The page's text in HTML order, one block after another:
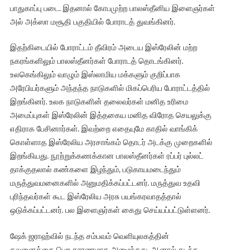
பாதுகாப்பு படை. இதனால் கோபமுற்ற பாலஸ்தீனிய இளைஞர்கள்
அல் அக்ஸா மசூதி பகுதியில் போராடத் துவங்கினர்.
இதற்கிடையில் போராட்டம் தீவிரம் அடைய இஸ்ரேலின் மற்ற
நகரங்களிலும் பாலஸ்தீனர்கள் போராடத் தொடங்கினர்.
உலகெங்கிலும் வாழும் இஸ்லாமிய மக்களும் குறிப்பாக
அரேபியர்களும் அந்தந்த நாடுகளில் மிகப்பெரிய போராட்டத்தில்
இறங்கினர். உலக நாடுகளின் தலைவர்கள் மனித உரிமை
அமைப்புகள் இஸ்ரேலின் இத்தகைய மனித விரோத செயலுக்கு
எதிராக பேசினார்கள். இவற்றை எதையுமே காதில் வாங்கிக்
கொள்ளாத இஸ்ரேலிய அரசாங்கம் தொடர் அடக்கு முறைகளில்
இறங்கியது. நூற்றுக்கணக்கான பாலஸ்தீனர்கள் ரப்பர் புல்லட்
தாக்குதலால் கண்களை இழந்தும், படுகாயமடைந்தும்
மருத்துவமனைகளில் அனுமதிக்கப்பட்டனர். மருத்துவ உதவி
புரிந்தவர்கள் கூட இஸ்ரேலிய அரசு பயங்கரவாதத்தால்
ஒடுக்கப்பட்டனர். பல இளைஞர்கள் கைது செய்யப்பட்டுள்ளனர்.
ஷேக் ஜராஹ்வில் நடந்த சம்பவம் வெளியுலகத்தின்